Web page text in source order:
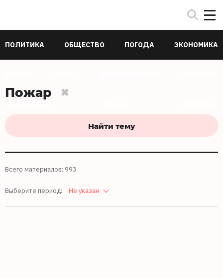
ПОЛИТИКА ОБЩЕСТВО ПОГОДА ЭКОНОМИКА
Пожар
Найти тему
Всего материалов: 993
Выберите период: Не указан